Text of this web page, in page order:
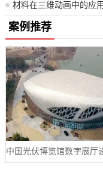
材料在三维动画中的应用
案例推荐